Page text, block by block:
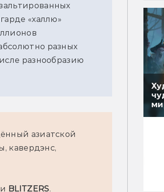
«халлю»
разных
разнообразию
азиатской
кавердэнс,
и BLITZERS.